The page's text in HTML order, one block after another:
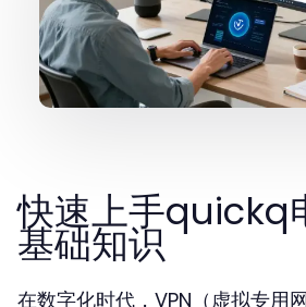
快速上手quickq
基础知识
在数字化时代，VPN（虚拟专用